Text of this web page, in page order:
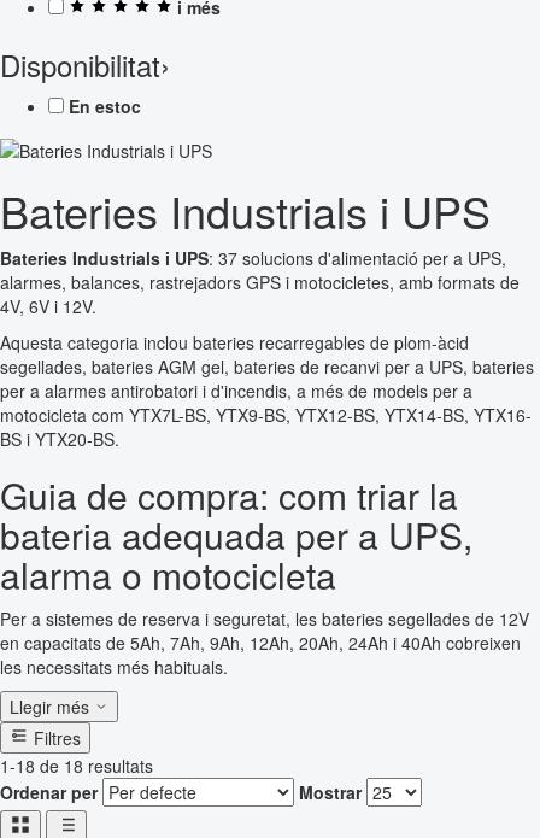
i més
Disponibilitat›
En estoc
Bateries Industrials i UPS
Bateries Industrials i UPS: 37 solucions d'alimentació per a UPS,
alarmes, balances, rastrejadors GPS i motocicletes, amb formats de
4V, 6V i 12V.
Aquesta categoria inclou bateries recarregables de plom-àcid
segellades, bateries AGM gel, bateries de recanvi per a UPS, bateries
per a alarmes antirobatori i d'incendis, a més de models per a
motocicleta com YTX7L-BS, YTX9-BS, YTX12-BS, YTX14-BS, YTX16-
BS i YTX20-BS.
Guia de compra: com triar la
bateria adequada per a UPS,
alarma o motocicleta
Per a sistemes de reserva i seguretat, les bateries segellades de 12V
en capacitats de 5Ah, 7Ah, 9Ah, 12Ah, 20Ah, 24Ah i 40Ah cobreixen
les necessitats més habituals.
Llegir més
Filtres
1-18 de 18 resultats
Ordenar per
Mostrar